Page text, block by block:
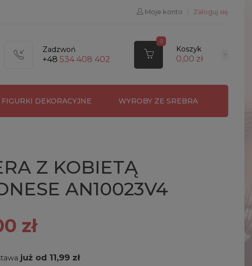
Moje konto Zaloguj się
Zadzwoń
+48 534 408 402
0
Koszyk
0,00 zł
FIGURKI DEKORACYJNE WYROBY ZE SREBRA
Z KOBIETĄ
AN10023V4
zł
już od 11,99 zł